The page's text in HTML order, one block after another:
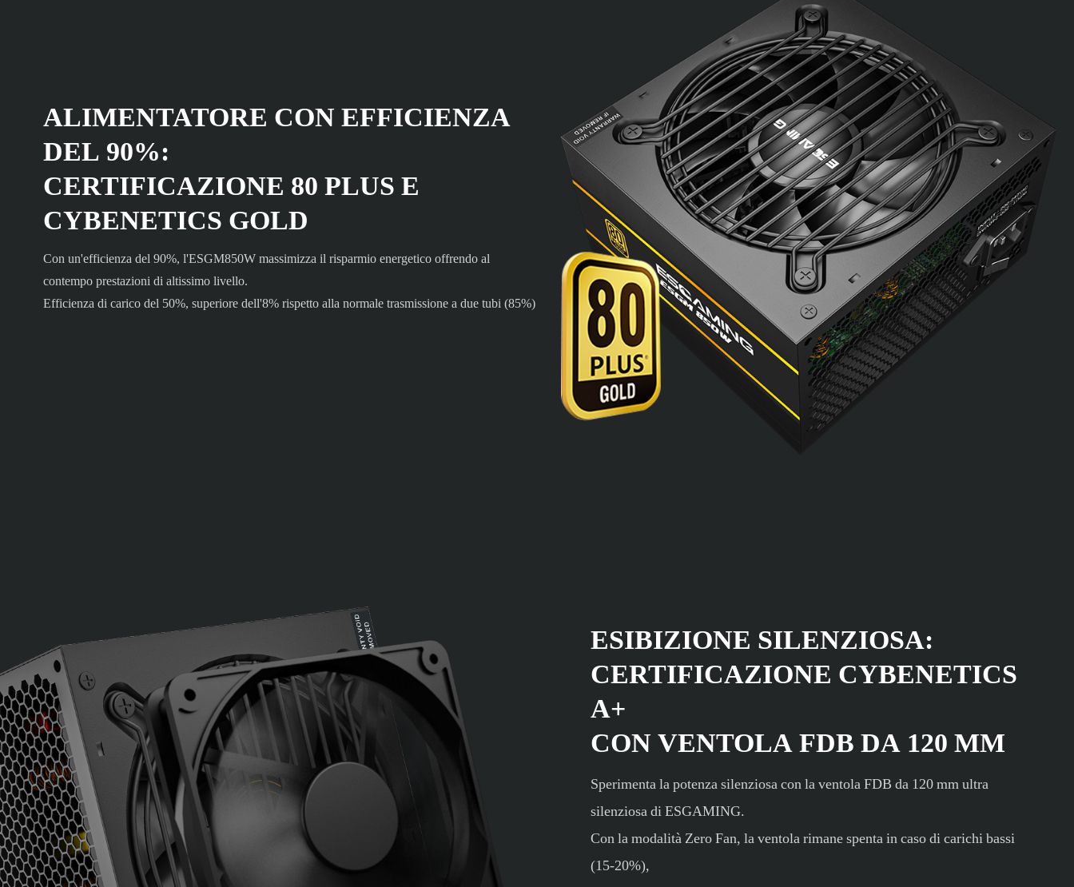
ALIMENTATORE CON EFFICIENZA
DEL 90%:
CERTIFICAZIONE 80 PLUS E
CYBENETICS GOLD
Con un'efficienza del 90%, l'ESGM850W massimizza il risparmio energetico offrendo al
contempo prestazioni di altissimo livello.
Efficienza di carico del 50%, superiore dell'8% rispetto alla normale trasmissione a due tubi (85%)
ESIBIZIONE SILENZIOSA:
CERTIFICAZIONE CYBENETICS
A+
CON VENTOLA FDB DA 120 MM
Sperimenta la potenza silenziosa con la ventola FDB da 120 mm ultra
silenziosa di ESGAMING.
Con la modalità Zero Fan, la ventola rimane spenta in caso di carichi bassi
(15-20%),